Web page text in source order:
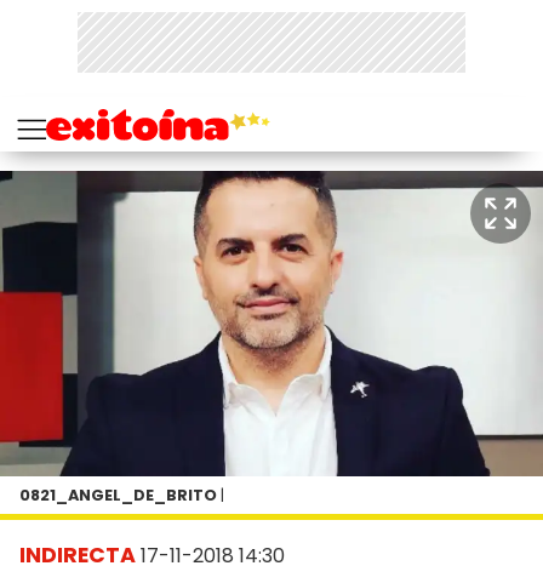
INDIRECTA17-11-2018 14:30
0821_ANGEL_DE_BRITO |